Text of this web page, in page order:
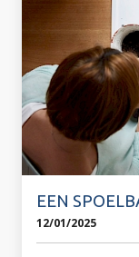
EEN
12/01/2025